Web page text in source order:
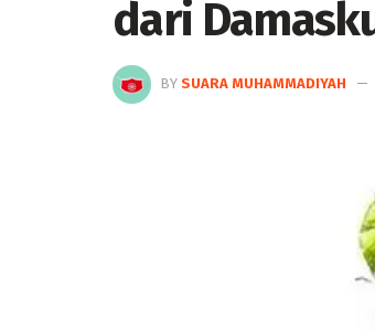
dari
BY SUARA MUHAMMADIYAH